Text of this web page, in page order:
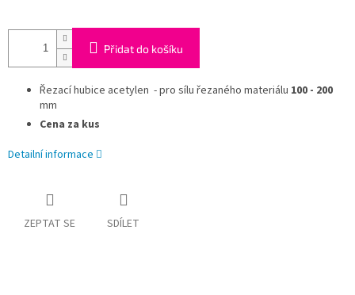
Přidat do košíku
Řezací hubice acetylen - pro sílu řezaného materiálu 100 - 200
mm
Cena za kus
Detailní informace
ZEPTAT SE SDÍLET